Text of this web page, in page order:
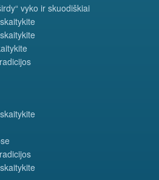
vyko ir skuodiškiai